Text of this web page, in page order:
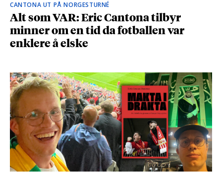
CANTONA UT PÅ NORGESTURNÉ
Alt som VAR: Eric Cantona tilbyr
minner om en tid da fotballen var
enklere å elske